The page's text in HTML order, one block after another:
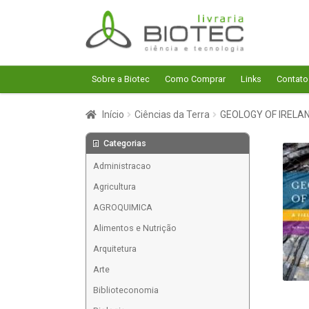
Pular
para
navegação
Pular
para
o
conteúdo
Sobre a Biotec Como Comprar Links Contato
Início Ciências da Terra GEOLOGY OF
Categorias
Administracao
Agricultura
AGROQUIMICA
Alimentos e Nutrição
Arquitetura
Arte
Biblioteconomia